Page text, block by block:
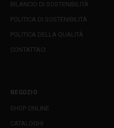
BILANCIO DI SOSTENIBILITÀ
POLITICA DI SOSTENIBILITÀ
POLITICA DELLA QUALITÀ
CONTATTACI
NEGOZIO
SHOP ONLINE
CATALOGHI